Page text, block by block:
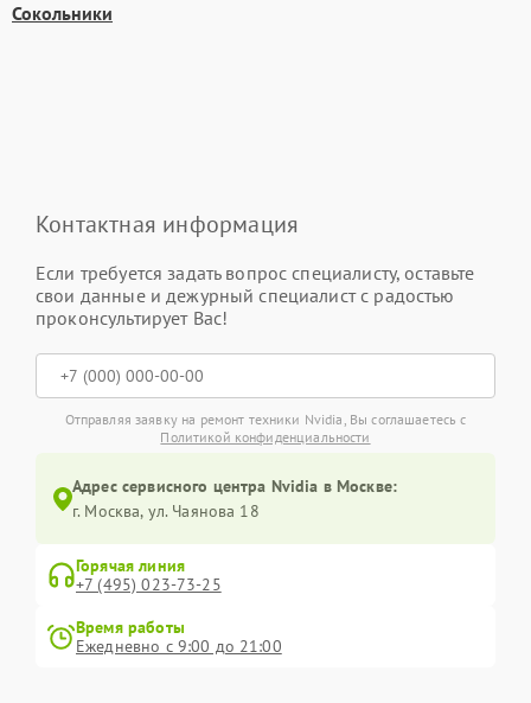
Сокольники
Контактная информация
Если требуется задать вопрос специалисту, оставьте
свои данные и дежурный специалист с радостью
проконсультирует Вас!
Отправляя заявку на ремонт техники Nvidia, Вы соглашаетесь с
Политикой конфиденциальности
Адрес сервисного центра Nvidia в Москве:
г. Москва, ул. Чаянова 18
Горячая линия
+7 (495) 023-73-25
Время работы
Ежедневно с 9:00 до 21:00